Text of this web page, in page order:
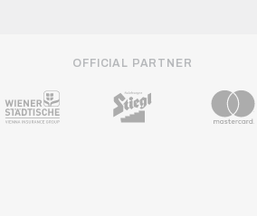
OFFICIAL PARTNER